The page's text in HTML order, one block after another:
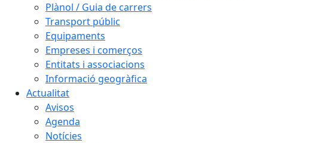
Plànol / Guia de carrers
Transport públic
Equipaments
Empreses i comerços
Entitats i associacions
Informació geogràfica
Actualitat
Avisos
Agenda
Notícies